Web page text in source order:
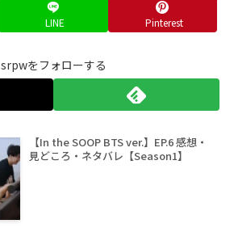
LINE Pinterest
srpwをフォローする
【In the SOOP BTS ver.】EP.6 感想・
見どころ・ネタバレ【Season1】